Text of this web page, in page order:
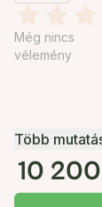
Még nincs
vélemény
Több
10